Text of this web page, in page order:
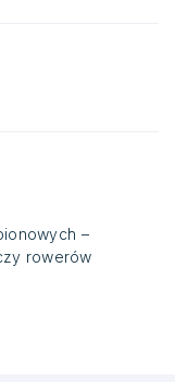
–
rowerów